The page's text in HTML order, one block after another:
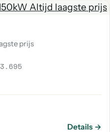
prijs
Details →